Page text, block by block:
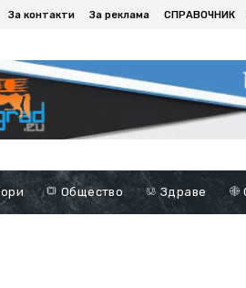
За контакти За реклама СПРАВОЧНИК
Общество Здраве